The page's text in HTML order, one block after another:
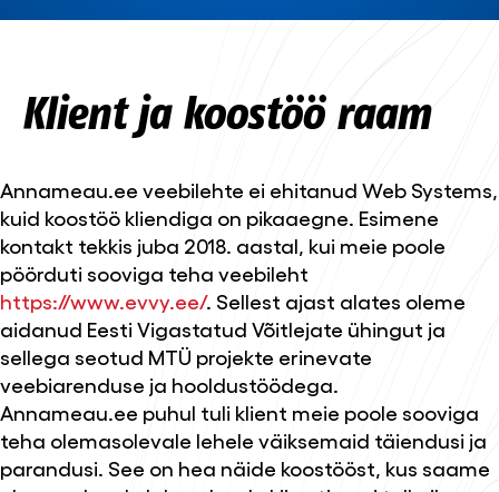
Klient ja koostöö raam
Annameau.ee veebilehte ei ehitanud Web Systems,
kuid koostöö kliendiga on pikaaegne. Esimene
kontakt tekkis juba 2018. aastal, kui meie poole
pöörduti sooviga teha veebileht
https://www.evvy.ee/. Sellest ajast alates oleme
aidanud Eesti Vigastatud Võitlejate ühingut ja
sellega seotud MTÜ projekte erinevate
veebiarenduse ja hooldustöödega.
Annameau.ee puhul tuli klient meie poole sooviga
teha olemasolevale lehele väiksemaid täiendusi ja
parandusi. See on hea näide koostööst, kus saame